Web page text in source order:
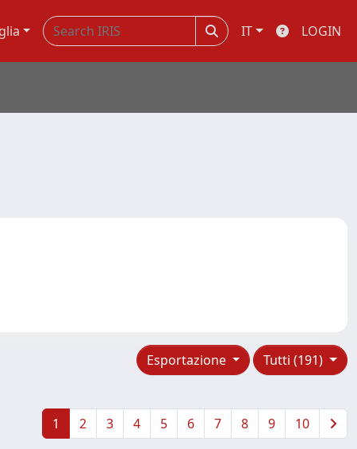
IT LOGIN
Tutti (191)
Esportazione
1 2 3 4 5 6 7 8 9 10